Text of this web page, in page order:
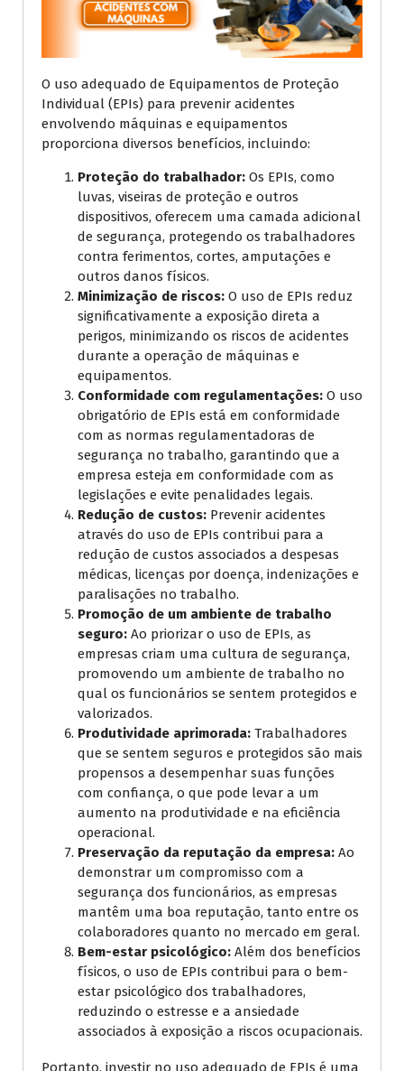
O uso adequado de Equipamentos de Proteção
Individual (EPIs) para prevenir acidentes
envolvendo máquinas e equipamentos
proporciona diversos benefícios, incluindo:
Proteção do trabalhador: Os EPIs, como
luvas, viseiras de proteção e outros
dispositivos, oferecem uma camada adicional
de segurança, protegendo os trabalhadores
contra ferimentos, cortes, amputações e
outros danos físicos.
Minimização de riscos: O uso de EPIs reduz
significativamente a exposição direta a
perigos, minimizando os riscos de acidentes
durante a operação de máquinas e
equipamentos.
Conformidade com regulamentações: O uso
obrigatório de EPIs está em conformidade
com as normas regulamentadoras de
segurança no trabalho, garantindo que a
empresa esteja em conformidade com as
legislações e evite penalidades legais.
Redução de custos: Prevenir acidentes
através do uso de EPIs contribui para a
redução de custos associados a despesas
médicas, licenças por doença, indenizações e
paralisações no trabalho.
Promoção de um ambiente de trabalho
seguro: Ao priorizar o uso de EPIs, as
empresas criam uma cultura de segurança,
promovendo um ambiente de trabalho no
qual os funcionários se sentem protegidos e
valorizados.
Produtividade aprimorada: Trabalhadores
que se sentem seguros e protegidos são mais
propensos a desempenhar suas funções
com confiança, o que pode levar a um
aumento na produtividade e na eficiência
operacional.
Preservação da reputação da empresa: Ao
demonstrar um compromisso com a
segurança dos funcionários, as empresas
mantêm uma boa reputação, tanto entre os
colaboradores quanto no mercado em geral.
Bem-estar psicológico: Além dos benefícios
físicos, o uso de EPIs contribui para o bem-
estar psicológico dos trabalhadores,
reduzindo o estresse e a ansiedade
associados à exposição a riscos ocupacionais.
Portanto, investir no uso adequado de EPIs é uma